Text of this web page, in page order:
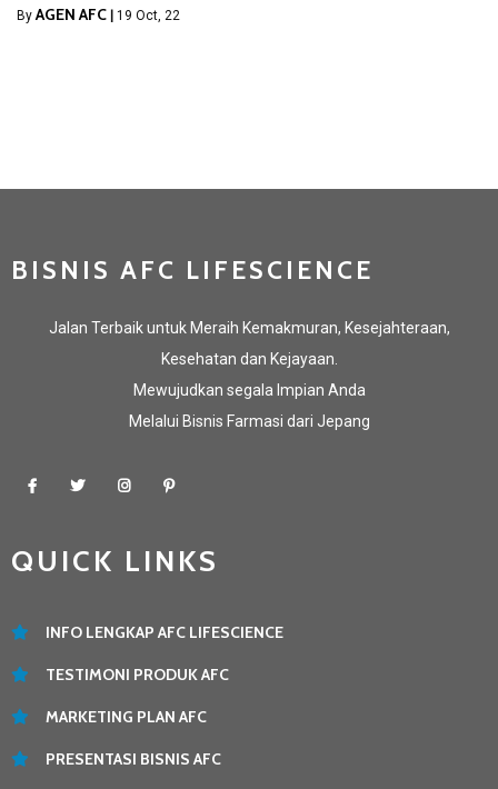
By AGEN AFC | 19 Oct, 22
BISNIS AFC LIFESCIENCE
Jalan Terbaik untuk Meraih Kemakmuran, Kesejahteraan,
Kesehatan dan Kejayaan.
Mewujudkan segala Impian Anda
Melalui Bisnis Farmasi dari Jepang
QUICK LINKS
INFO LENGKAP AFC LIFESCIENCE
TESTIMONI PRODUK AFC
MARKETING PLAN AFC
PRESENTASI BISNIS AFC